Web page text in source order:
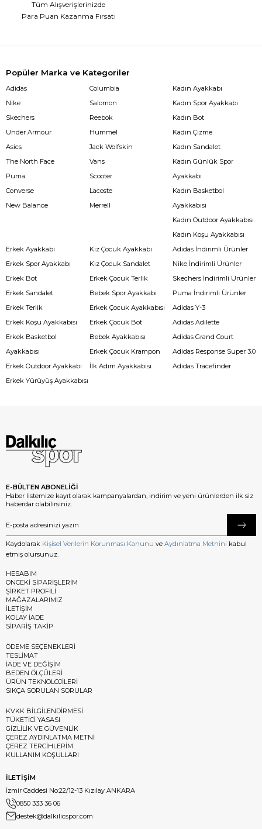
Tüm Alışverişlerinizde
Para Puan Kazanma Fırsatı
Popüler Marka ve Kategoriler
Adidas
Nike
Skechers
Under Armour
Asics
The North Face
Puma
Converse
New Balance
Columbia
Salomon
Reebok
Hummel
Jack Wolfskin
Vans
Scooter
Lacoste
Merrell
Kadın Ayakkabı
Kadın Spor Ayakkabı
Kadın Bot
Kadın Çizme
Kadın Sandalet
Kadın Günlük Spor
Ayakkabı
Kadın Basketbol
Ayakkabısı
Kadın Outdoor Ayakkabısı
Kadın Koşu Ayakkabısı
Erkek Ayakkabı
Erkek Spor Ayakkabı
Erkek Bot
Erkek Sandalet
Erkek Terlik
Erkek Koşu Ayakkabısı
Erkek Basketbol
Ayakkabısı
Erkek Outdoor Ayakkabı
Erkek Yürüyüş Ayakkabısı
Kız Çocuk Ayakkabı
Kız Çocuk Sandalet
Erkek Çocuk Terlik
Bebek Spor Ayakkabı
Erkek Çocuk Ayakkabısı
Erkek Çocuk Bot
Bebek Ayakkabısı
Erkek Çocuk Krampon
İlk Adım Ayakkabısı
Adidas İndirimli Ürünler
Nike İndirimli Ürünler
Skechers İndirimli Ürünler
Puma İndirimli Ürünler
Adidas Y-3
Adidas Adilette
Adidas Grand Court
Adidas Response Super 3.0
Adidas Tracefinder
E-BÜLTEN ABONELİĞİ
Haber listemize kayıt olarak kampanyalardan, indirim ve yeni ürünlerden ilk siz
haberdar olabilirsiniz.
Kaydolarak Kişisel Verilerin Korunması Kanunu ve Aydınlatma Metnini kabul
etmiş olursunuz.
HESABIM
ÖNCEKİ SİPARİŞLERİM
ŞİRKET PROFİLİ
MAĞAZALARIMIZ
İLETİŞİM
KOLAY İADE
SİPARİŞ TAKİP
ÖDEME SEÇENEKLERİ
TESLİMAT
İADE VE DEĞİŞİM
BEDEN ÖLÇÜLERİ
ÜRÜN TEKNOLOJİLERİ
SIKÇA SORULAN SORULAR
KVKK BİLGİLENDİRMESİ
TÜKETİCİ YASASI
GİZLİLİK VE GÜVENLİK
ÇEREZ AYDINLATMA METNİ
ÇEREZ TERCİHLERİM
KULLANIM KOŞULLARI
İLETİŞİM
İzmir Caddesi No:22/12-13 Kızılay ANKARA
0850 333 36 06
destek@dalkilicspor.com